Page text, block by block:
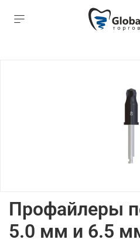
Профайлеры
5.0 мм и 6.5